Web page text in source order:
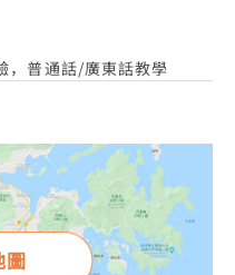
，普通話/廣東話教學
圖